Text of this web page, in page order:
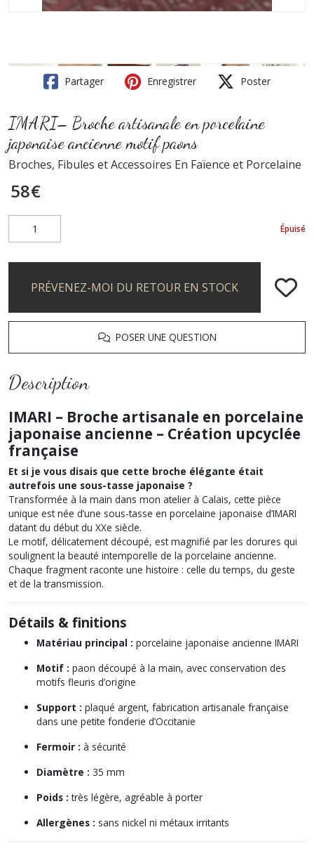
Partager Enregistrer Poster
IMARI– Broche artisanale en porcelaine
japonaise ancienne motif paons
Broches, Fibules et Accessoires En Faïence et Porcelaine
58€
Épuisé
PRÉVENEZ-MOI DU RETOUR EN STOCK
POSER UNE QUESTION
Description
IMARI – Broche artisanale en porcelaine
japonaise ancienne – Création upcyclée
française
Et si je vous disais que cette broche élégante était
autrefois une sous-tasse japonaise ?
Transformée à la main dans mon atelier à Calais, cette pièce
unique est née d’une sous-tasse en porcelaine japonaise d’IMARI
datant du début du XXe siècle.
Le motif, délicatement découpé, est magnifié par les dorures qui
soulignent la beauté intemporelle de la porcelaine ancienne.
Chaque fragment raconte une histoire : celle du temps, du geste
et de la transmission.
Détails & finitions
Matériau principal : porcelaine japonaise ancienne IMARI
Motif : paon découpé à la main, avec conservation des
motifs fleuris d’origine
Support : plaqué argent, fabrication artisanale française
dans une petite fonderie d’Occitanie
Fermoir : à sécurité
Diamètre : 35 mm
Poids : très légère, agréable à porter
Allergènes : sans nickel ni métaux irritants